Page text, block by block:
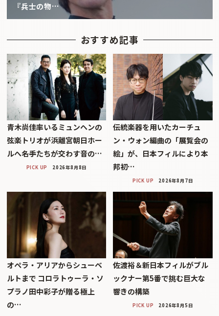
『兵士の物…
おすすめ記事
青木尚佳率いるミュンヘンの
弦楽トリオが浜離宮朝日ホー
ルへ――名手たちが交わす音の…
PICK UP 2026年8月8日
伝統楽器を用いたカーチュ
ン・ウォン編曲の「展覧会の
絵」が、日本フィルにより本
邦初…
PICK UP 2026年8月7日
オペラ・アリアからシューベ
ルトまで コロラトゥーラ・ソ
プラノ田中彩子が贈る極上
の…
佐渡裕＆新日本フィルがブル
ックナー第5番で挑む巨大な
響きの構築
PICK UP 2026年8月5日